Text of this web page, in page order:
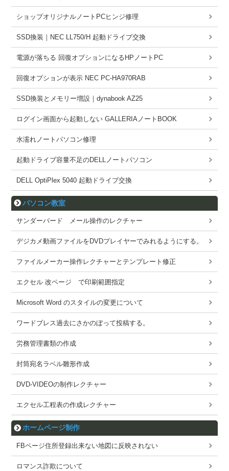
ショップオリジナルノートPCヒンジ修理
SSD換装｜NEC LL750/H 起動ドライブ交換
電源が落ちる 回復オプションになるHPノートPC
回復オプションが表示 NEC PC-HA970RAB
SSD換装とメモリー増設｜dynabook AZ25
ログイン画面から起動しない GALLERIAノートBOOK
水濡れノートパソコン修理
起動ドライブ容量不足のDELLノートパソコン
DELL OptiPlex 5040 起動ドライブ交換
パソコン教室
サンダーバード メール操作のレクチャー
デジカメ動画ファイルをDVDプレイヤーでみれるようにする。
ファイルメーカー操作レクチャーとテンプレート修正
エクセル 改ページ で印刷範囲指定
Microsoft Word のスタイルの変更について
ワードブレス過去にさかのぼって投稿する。
労務管理書類の作成
封筒宛名ラベル雛形作成
DVD-VIDEOの制作レクチャー
エクセル工程表の作成レクチャー
ホームページ制作
FBページ住所登録出来ない地図に反映されない
ロマンス詐欺について